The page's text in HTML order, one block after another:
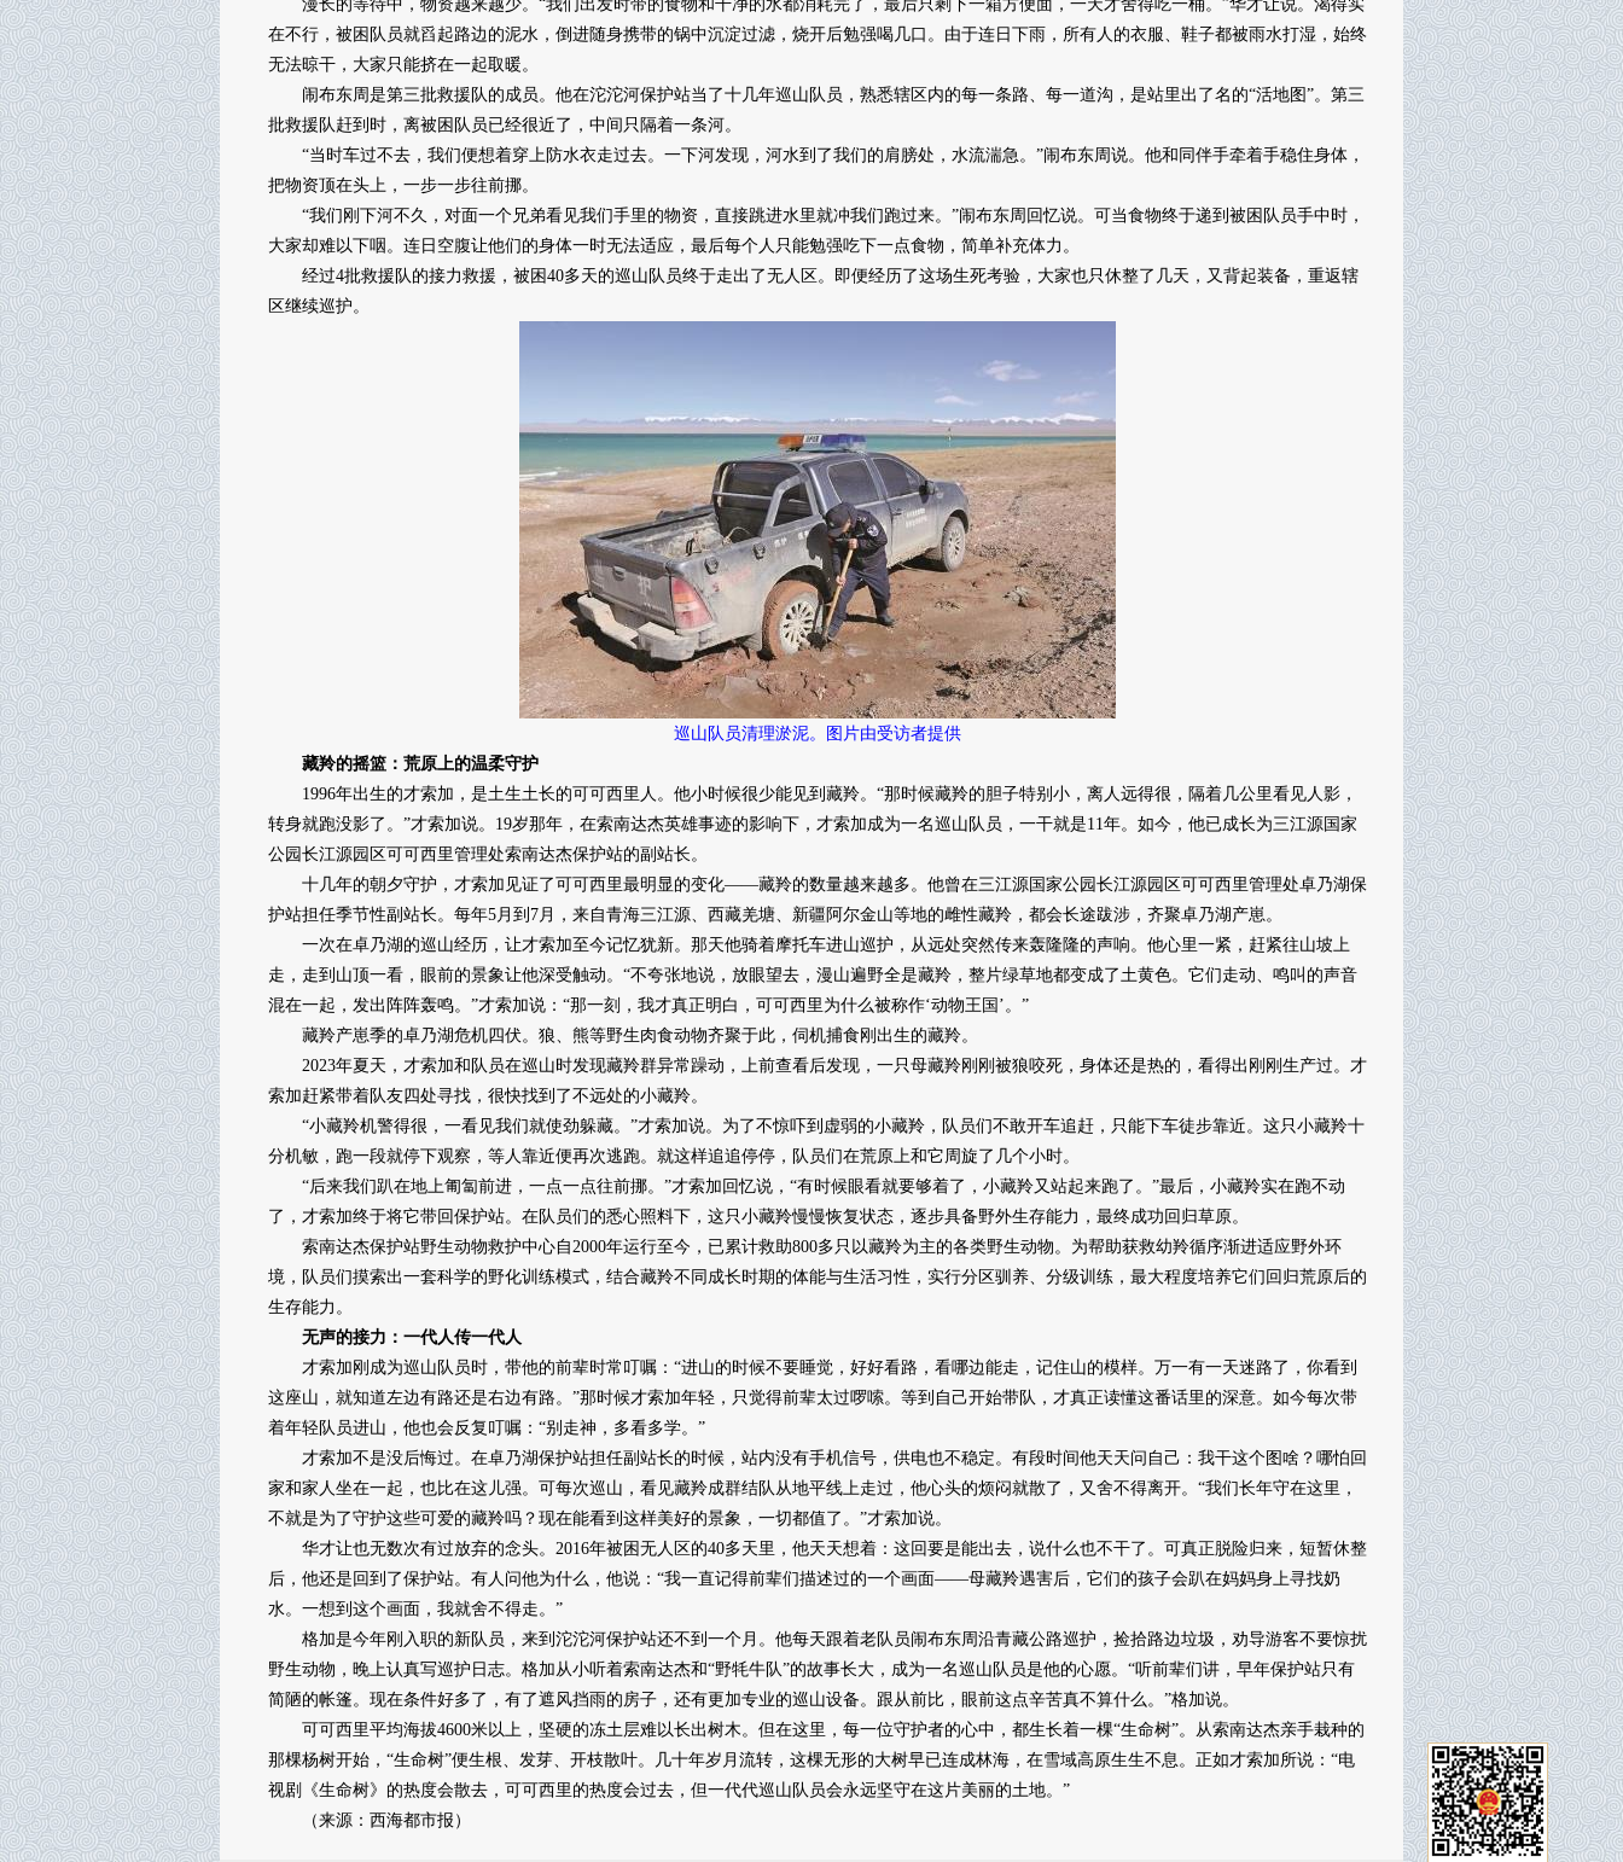
漫长的等待中，物资越来越少。“我们出发时带的食物和干净的水都消耗完了，最后只剩下一箱方便面，一天才舍得吃一桶。”华才让说。渴得实
在不行，被困队员就舀起路边的泥水，倒进随身携带的锅中沉淀过滤，烧开后勉强喝几口。由于连日下雨，所有人的衣服、鞋子都被雨水打湿，始终
无法晾干，大家只能挤在一起取暖。
闹布东周是第三批救援队的成员。他在沱沱河保护站当了十几年巡山队员，熟悉辖区内的每一条路、每一道沟，是站里出了名的“活地图”。第三
批救援队赶到时，离被困队员已经很近了，中间只隔着一条河。
“当时车过不去，我们便想着穿上防水衣走过去。一下河发现，河水到了我们的肩膀处，水流湍急。”闹布东周说。他和同伴手牵着手稳住身体，
把物资顶在头上，一步一步往前挪。
“我们刚下河不久，对面一个兄弟看见我们手里的物资，直接跳进水里就冲我们跑过来。”闹布东周回忆说。可当食物终于递到被困队员手中时，
大家却难以下咽。连日空腹让他们的身体一时无法适应，最后每个人只能勉强吃下一点食物，简单补充体力。
经过4批救援队的接力救援，被困40多天的巡山队员终于走出了无人区。即便经历了这场生死考验，大家也只休整了几天，又背起装备，重返辖
区继续巡护。
巡山队员清理淤泥。图片由受访者提供
藏羚的摇篮：荒原上的温柔守护
1996年出生的才索加，是土生土长的可可西里人。他小时候很少能见到藏羚。“那时候藏羚的胆子特别小，离人远得很，隔着几公里看见人影，
转身就跑没影了。”才索加说。19岁那年，在索南达杰英雄事迹的影响下，才索加成为一名巡山队员，一干就是11年。如今，他已成长为三江源国家
公园长江源园区可可西里管理处索南达杰保护站的副站长。
十几年的朝夕守护，才索加见证了可可西里最明显的变化——藏羚的数量越来越多。他曾在三江源国家公园长江源园区可可西里管理处卓乃湖保
护站担任季节性副站长。每年5月到7月，来自青海三江源、西藏羌塘、新疆阿尔金山等地的雌性藏羚，都会长途跋涉，齐聚卓乃湖产崽。
一次在卓乃湖的巡山经历，让才索加至今记忆犹新。那天他骑着摩托车进山巡护，从远处突然传来轰隆隆的声响。他心里一紧，赶紧往山坡上
走，走到山顶一看，眼前的景象让他深受触动。“不夸张地说，放眼望去，漫山遍野全是藏羚，整片绿草地都变成了土黄色。它们走动、鸣叫的声音
混在一起，发出阵阵轰鸣。”才索加说：“那一刻，我才真正明白，可可西里为什么被称作‘动物王国’。”
藏羚产崽季的卓乃湖危机四伏。狼、熊等野生肉食动物齐聚于此，伺机捕食刚出生的藏羚。
2023年夏天，才索加和队员在巡山时发现藏羚群异常躁动，上前查看后发现，一只母藏羚刚刚被狼咬死，身体还是热的，看得出刚刚生产过。才
索加赶紧带着队友四处寻找，很快找到了不远处的小藏羚。
“小藏羚机警得很，一看见我们就使劲躲藏。”才索加说。为了不惊吓到虚弱的小藏羚，队员们不敢开车追赶，只能下车徒步靠近。这只小藏羚十
分机敏，跑一段就停下观察，等人靠近便再次逃跑。就这样追追停停，队员们在荒原上和它周旋了几个小时。
“后来我们趴在地上匍匐前进，一点一点往前挪。”才索加回忆说，“有时候眼看就要够着了，小藏羚又站起来跑了。”最后，小藏羚实在跑不动
了，才索加终于将它带回保护站。在队员们的悉心照料下，这只小藏羚慢慢恢复状态，逐步具备野外生存能力，最终成功回归草原。
索南达杰保护站野生动物救护中心自2000年运行至今，已累计救助800多只以藏羚为主的各类野生动物。为帮助获救幼羚循序渐进适应野外环
境，队员们摸索出一套科学的野化训练模式，结合藏羚不同成长时期的体能与生活习性，实行分区驯养、分级训练，最大程度培养它们回归荒原后的
生存能力。
无声的接力：一代人传一代人
才索加刚成为巡山队员时，带他的前辈时常叮嘱：“进山的时候不要睡觉，好好看路，看哪边能走，记住山的模样。万一有一天迷路了，你看到
这座山，就知道左边有路还是右边有路。”那时候才索加年轻，只觉得前辈太过啰嗦。等到自己开始带队，才真正读懂这番话里的深意。如今每次带
着年轻队员进山，他也会反复叮嘱：“别走神，多看多学。”
才索加不是没后悔过。在卓乃湖保护站担任副站长的时候，站内没有手机信号，供电也不稳定。有段时间他天天问自己：我干这个图啥？哪怕回
家和家人坐在一起，也比在这儿强。可每次巡山，看见藏羚成群结队从地平线上走过，他心头的烦闷就散了，又舍不得离开。“我们长年守在这里，
不就是为了守护这些可爱的藏羚吗？现在能看到这样美好的景象，一切都值了。”才索加说。
华才让也无数次有过放弃的念头。2016年被困无人区的40多天里，他天天想着：这回要是能出去，说什么也不干了。可真正脱险归来，短暂休整
后，他还是回到了保护站。有人问他为什么，他说：“我一直记得前辈们描述过的一个画面——母藏羚遇害后，它们的孩子会趴在妈妈身上寻找奶
水。一想到这个画面，我就舍不得走。”
格加是今年刚入职的新队员，来到沱沱河保护站还不到一个月。他每天跟着老队员闹布东周沿青藏公路巡护，捡拾路边垃圾，劝导游客不要惊扰
野生动物，晚上认真写巡护日志。格加从小听着索南达杰和“野牦牛队”的故事长大，成为一名巡山队员是他的心愿。“听前辈们讲，早年保护站只有
简陋的帐篷。现在条件好多了，有了遮风挡雨的房子，还有更加专业的巡山设备。跟从前比，眼前这点辛苦真不算什么。”格加说。
可可西里平均海拔4600米以上，坚硬的冻土层难以长出树木。但在这里，每一位守护者的心中，都生长着一棵“生命树”。从索南达杰亲手栽种的
那棵杨树开始，“生命树”便生根、发芽、开枝散叶。几十年岁月流转，这棵无形的大树早已连成林海，在雪域高原生生不息。正如才索加所说：“电
视剧《生命树》的热度会散去，可可西里的热度会过去，但一代代巡山队员会永远坚守在这片美丽的土地。”
（来源：西海都市报）